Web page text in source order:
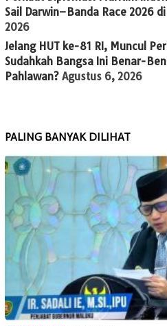
Sail Darwin–Banda Race 2026
2026
Jelang HUT ke-81 RI, Muncul
Sudahkah Bangsa Ini Benar-
Pahlawan? Agustus 6, 2026
PALING BANYAK DILIHAT